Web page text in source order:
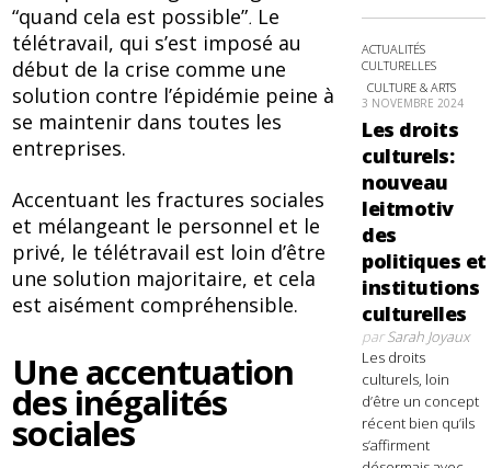
“quand cela est possible”. Le
télétravail, qui s’est imposé au
début de la crise comme une
solution contre l’épidémie peine à
se maintenir dans toutes les
entreprises.
Accentuant les fractures sociales
et mélangeant le personnel et le
privé, le télétravail est loin d’être
une solution majoritaire, et cela
est aisément compréhensible.
Une accentuation
des inégalités
sociales
ACTUALITÉS
CULTURELLES
CULTURE & ARTS
3 NOVEMBRE 2024
Les droits
culturels:
nouveau
leitmotiv
des
politiques et
institutions
culturelles
parSarah Joyaux
Les droits
culturels, loin
d’être un concept
récent bien qu’ils
s’affirment